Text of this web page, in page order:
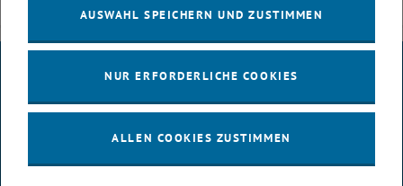
IMPRESSUM
BARRIEREFREIHEITSERKLÄRUNG
AUSWAHL SPEICHERN UND ZUSTIMMEN
NUR ERFORDERLICHE COOKIES
ALLEN COOKIES ZUSTIMMEN